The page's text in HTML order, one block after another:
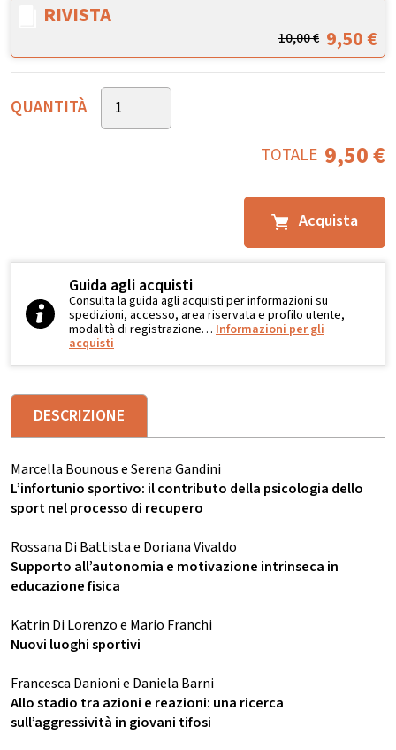
RIVISTA
10,00€ 9,50€
QUANTITÀ
TOTALE 9,50€
Acquista
Guida agli acquisti
Consulta la guida agli acquisti per informazioni su
spedizioni, accesso, area riservata e profilo utente,
modalità di registrazione… Informazioni per gli
acquisti
DESCRIZIONE
Marcella Bounous e Serena Gandini
L’infortunio sportivo: il contributo della psicologia dello
sport nel processo di recupero
Rossana Di Battista e Doriana Vivaldo
Supporto all’autonomia e motivazione intrinseca in
educazione fisica
Katrin Di Lorenzo e Mario Franchi
Nuovi luoghi sportivi
Francesca Danioni e Daniela Barni
Allo stadio tra azioni e reazioni: una ricerca
sull’aggressività in giovani tifosi